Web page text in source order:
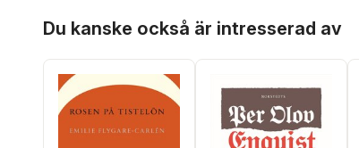
Du kanske också är intresserad av